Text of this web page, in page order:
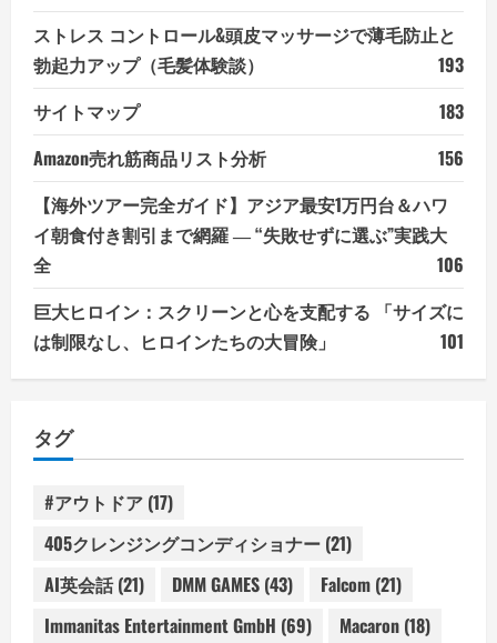
ストレス コントロール&頭皮マッサージで薄毛防止と
勃起力アップ（毛髪体験談）
193
サイトマップ
183
Amazon売れ筋商品リスト分析
156
【海外ツアー完全ガイド】アジア最安1万円台＆ハワ
イ朝食付き割引まで網羅 ― “失敗せずに選ぶ”実践大
全
106
巨大ヒロイン：スクリーンと心を支配する 「サイズに
は制限なし、ヒロインたちの大冒険」
101
タグ
#アウトドア (17)
405クレンジングコンディショナー (21)
AI英会話(21) DMM GAMES (43) Falcom (21)
Immanitas Entertainment GmbH (69) Macaron (18)